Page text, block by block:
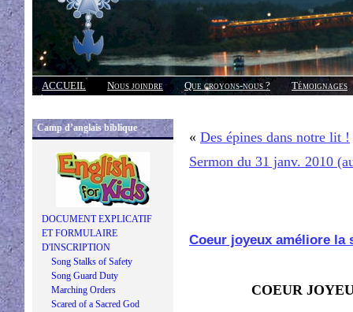
ACCUEIL Nous joindre Que croyons-nous ?
Témoignages
Réponses
Camp d’anglais biblique
DOCUMENT EXPLICATIF
ET FORMULAIRE
D'INSCRIPTION
Song Stalks of Safety
Song Guard Duty
Marching Orders
Scared of a Sacred God
« Des épines dans notre lit !
Sermon du 31 janv. 2010
Coeur joyeux améliore la
COEUR